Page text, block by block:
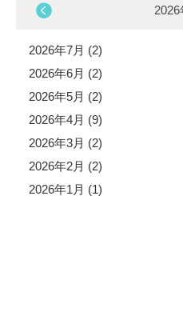
2026年7月 (2)
2026年6月 (2)
2026年5月 (2)
2026年4月 (9)
2026年3月 (2)
2026年2月 (2)
2026年1月 (1)